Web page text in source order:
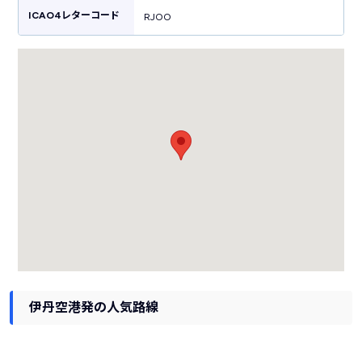
ICAO4レターコード RJOO
伊丹空港発の人気路線